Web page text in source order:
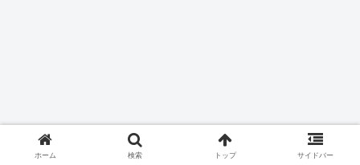
ホーム 検索 トップ サイドバー